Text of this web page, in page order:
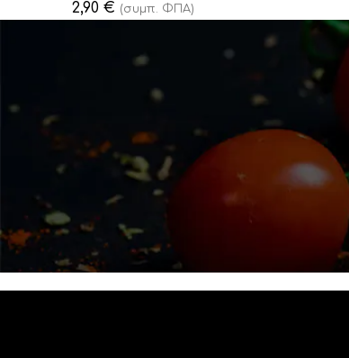
2,90 € (συμπ. ΦΠΑ)